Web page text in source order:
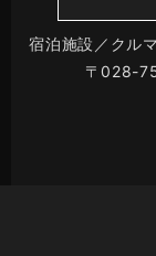
宿泊施設／クル
〒028-